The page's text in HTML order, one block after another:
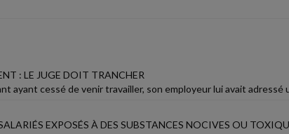
: LE JUGE DOIT TRANCHER
ayant cessé de venir travailler, son employeur lui avait
EXPOSÉS À DES SUBSTANCES NOCIVES OU